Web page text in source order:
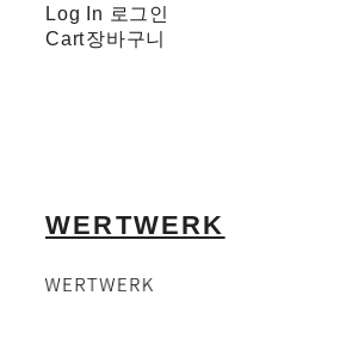
Log In 로그인
Cart장바구니
WERTWERK